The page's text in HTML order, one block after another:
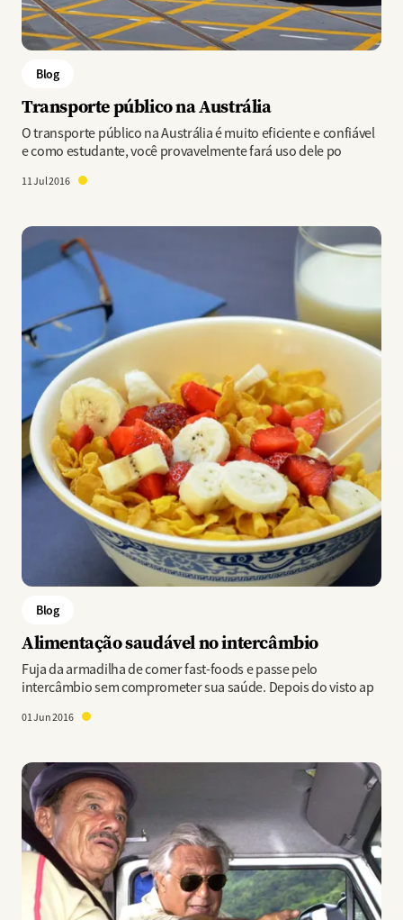
Blog
Transporte público na Austrália
O transporte público na Austrália é muito eficiente e confiável
e como estudante, você provavelmente fará uso dele po
11 Jul 2016
Imagem
Blog
Alimentação saudável no intercâmbio
Fuja da armadilha de comer fast-foods e passe pelo
intercâmbio sem comprometer sua saúde. Depois do visto ap
01 Jun 2016
Imagem